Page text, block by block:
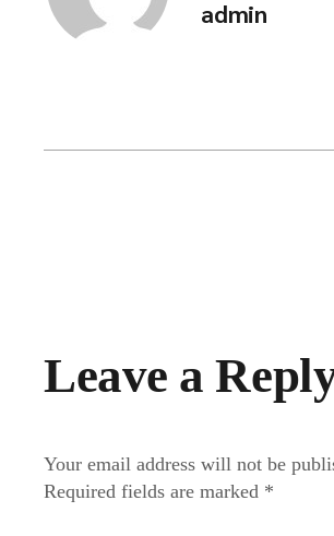
admin
Leave a
Your email address will not be
Required fields are marked *